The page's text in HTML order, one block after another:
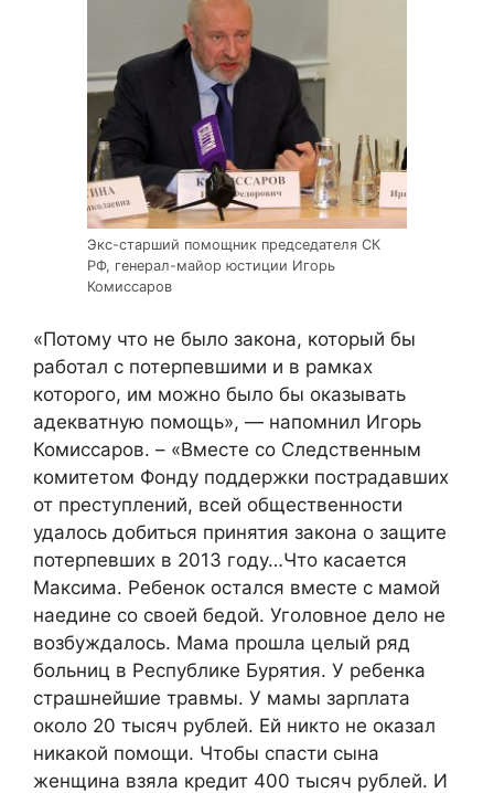
Экс-старший помощник председателя СК
РФ, генерал-майор юстиции Игорь
Комиссаров
«Потому что не было закона, который бы
работал с потерпевшими и в рамках
которого, им можно было бы оказывать
адекватную помощь», — напомнил Игорь
Комиссаров. – «Вместе со Следственным
комитетом Фонду поддержки пострадавших
от преступлений, всей общественности
удалось добиться принятия закона о защите
потерпевших в 2013 году…Что касается
Максима. Ребенок остался вместе с мамой
наедине со своей бедой. Уголовное дело не
возбуждалось. Мама прошла целый ряд
больниц в Республике Бурятия. У ребенка
страшнейшие травмы. У мамы зарплата
около 20 тысяч рублей. Ей никто не оказал
никакой помощи. Чтобы спасти сына
женщина взяла кредит 400 тысяч рублей. И